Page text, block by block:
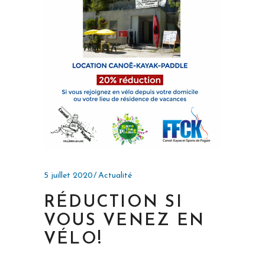
5 juillet 2020 Actualité
RÉDUCTION SI
VOUS VENEZ EN
VÉLO!